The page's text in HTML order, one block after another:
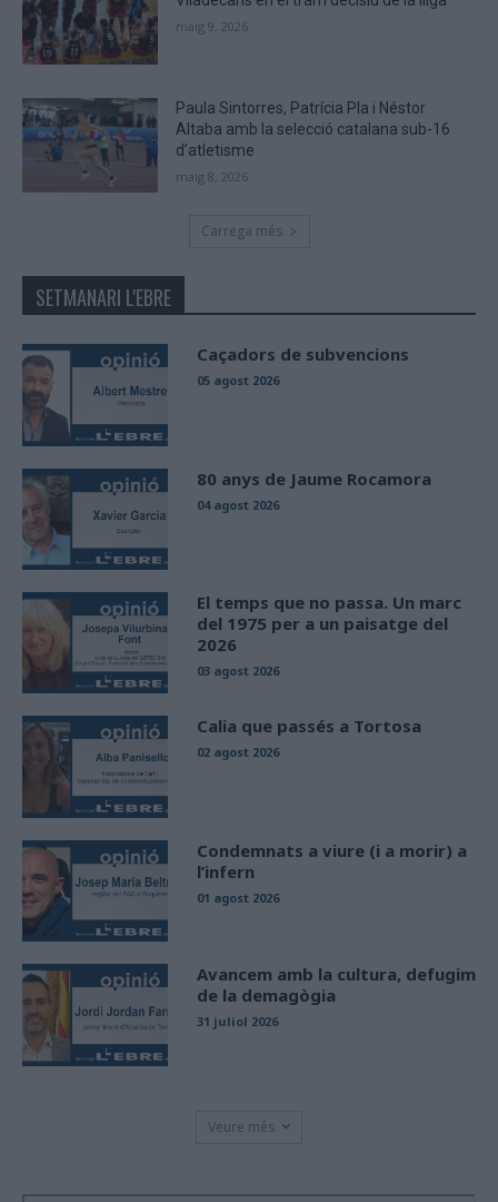
maig 9, 2026
Paula Sintorres, Patrícia Pla i Néstor
Altaba amb la selecció catalana sub-16
d’atletisme
maig 8, 2026
Carrega més
SETMANARI L'EBRE
Caçadors de subvencions
05 agost 2026
80 anys de Jaume Rocamora
04 agost 2026
El temps que no passa. Un marc
del 1975 per a un paisatge del
2026
03 agost 2026
Calia que passés a Tortosa
02 agost 2026
Condemnats a viure (i a morir) a
l’infern
01 agost 2026
Avancem amb la cultura, defugim
de la demagògia
31 juliol 2026
Veure més